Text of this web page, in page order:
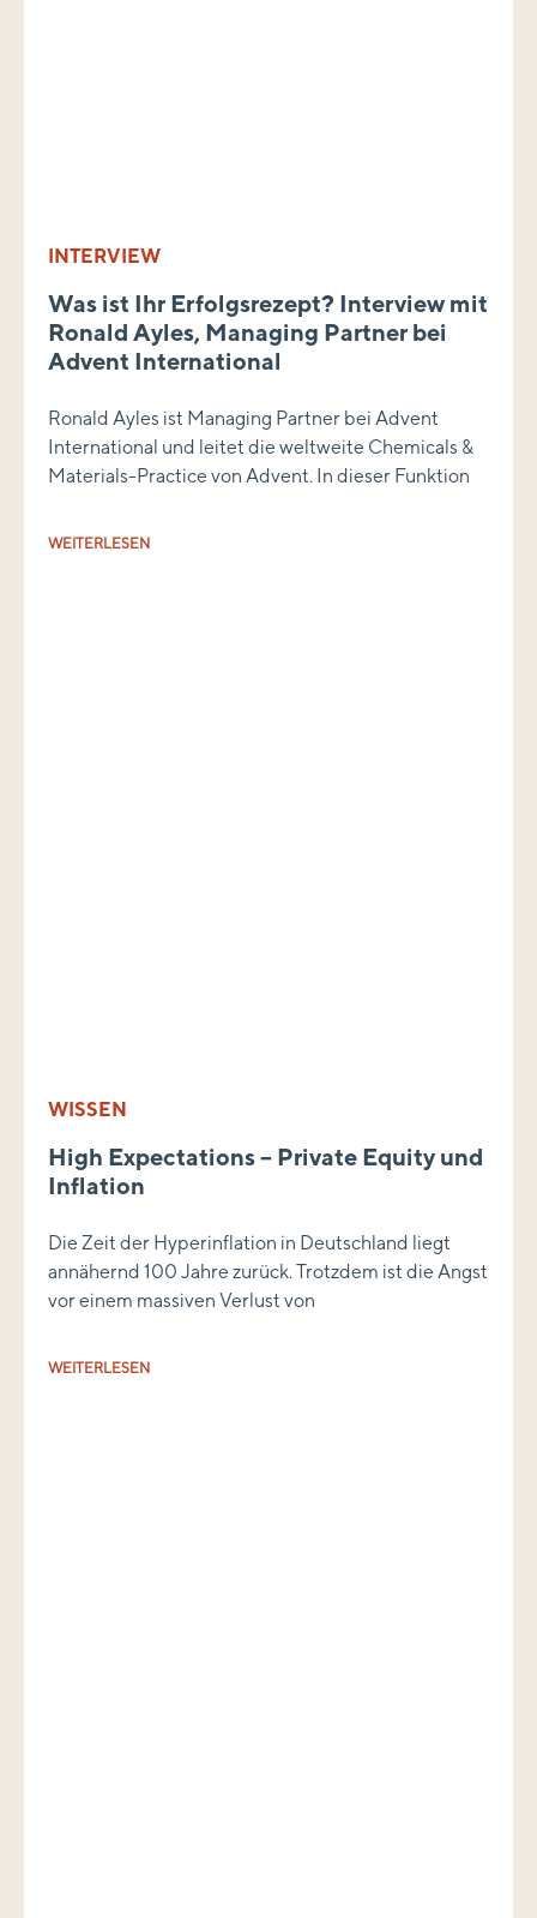
INTERVIEW
Was ist Ihr Erfolgsrezept? Interview mit
Ronald Ayles, Managing Partner bei
Advent International
Ronald Ayles ist Managing Partner bei Advent
International und leitet die weltweite Chemicals &
Materials-Practice von Advent. In dieser Funktion
WEITERLESEN
WISSEN
High Expectations – Private Equity und
Inflation
Die Zeit der Hyperinflation in Deutschland liegt
annähernd 100 Jahre zurück. Trotzdem ist die Angst
vor einem massiven Verlust von
WEITERLESEN